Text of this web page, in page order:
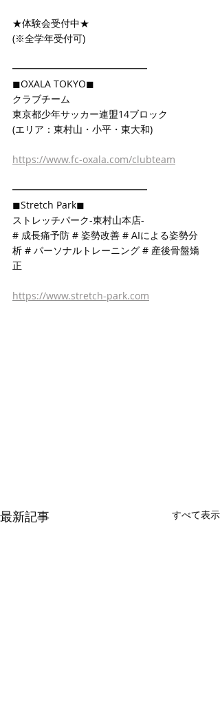
★体験会受付中★
(※全学年受付可)
━━━━━━━━━━━━━━
◼OXALA TOKYO◼
クラブチーム
東京都少年サッカー連盟14ブロック
(エリア：東村山・小平・東大和)
https://www.fc-oxala.com/clubteam
━━━━━━━━━━━━━━
◼Stretch Park◼
ストレッチパーク-東村山本店-
# 成長痛予防 # 姿勢改善 # AIによる姿勢分
析 # パーソナルトレーニング # 産後骨盤矯
正
https://www.stretch-park.com
最新記事 すべて表示